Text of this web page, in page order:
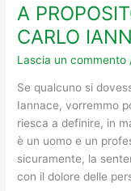
A
CARLO
Lascia un commento
Se qualcuno si
Iannace, vorremmo
riesca a definire, in
è un uomo e un
sicuramente, la
con il dolore delle
A
PROPOSITO
DEL
DOTTORE
CARLO
IANNACE…